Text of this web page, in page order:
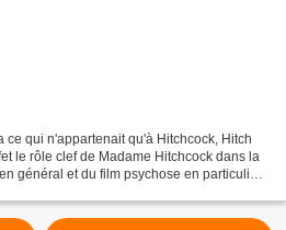
ce qui n'appartenait qu'à Hitchcock, Hitch
le rôle clef de Madame Hitchcock dans la
général et du film psychose en particulier.